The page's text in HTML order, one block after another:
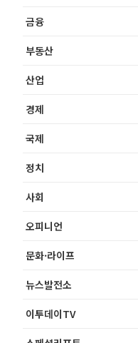
금융
부동산
산업
경제
국제
정치
사회
오피니언
문화·라이프
뉴스발전소
이투데이TV